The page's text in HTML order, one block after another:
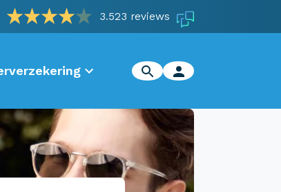
3.523 reviews